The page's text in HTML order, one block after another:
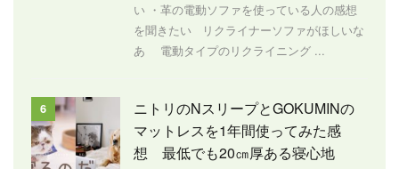
い ・革の電動ソファを使っている人の感想
を聞きたい リクライナーソファがほしいな
あ 電動タイプのリクライニング ...
6
ニトリのNスリープとGOKUMINの
マットレスを1年間使ってみた感
想 最低でも20㎝厚ある寝心地